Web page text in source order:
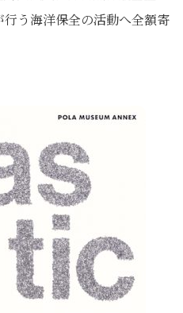
う海洋保全の活動へ全額寄